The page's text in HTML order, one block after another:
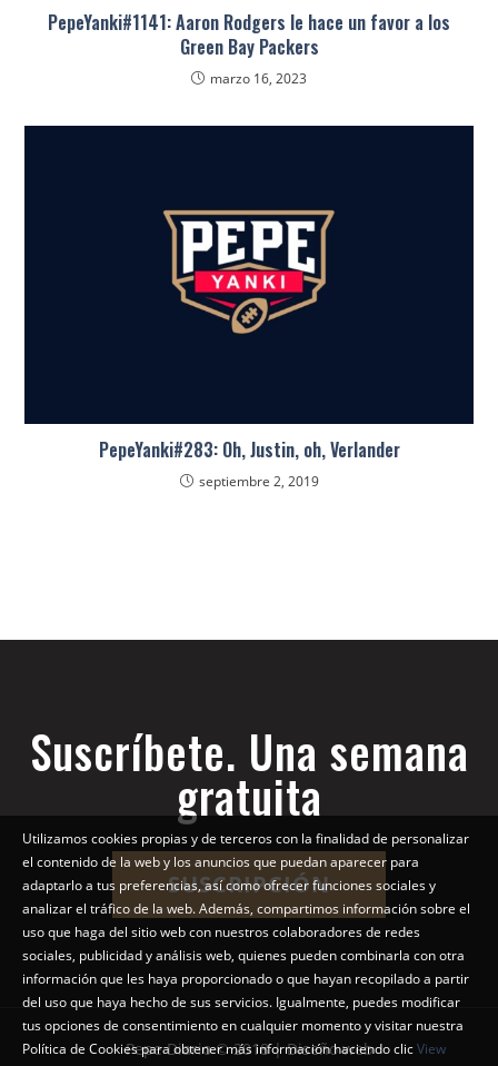
PepeYanki#1141: Aaron Rodgers le hace un favor a los
Green Bay Packers
marzo 16, 2023
PepeYanki#283: Oh, Justin, oh, Verlander
septiembre 2, 2019
Suscríbete. Una semana
gratuita
SUSCRIPCIÓN
Pepe Diario © 2018 | Diseño web
Utilizamos cookies propias y de terceros con la finalidad de personalizar
el contenido de la web y los anuncios que puedan aparecer para
adaptarlo a tus preferencias, así como ofrecer funciones sociales y
analizar el tráfico de la web. Además, compartimos información sobre el
uso que haga del sitio web con nuestros colaboradores de redes
sociales, publicidad y análisis web, quienes pueden combinarla con otra
información que les haya proporcionado o que hayan recopilado a partir
del uso que haya hecho de sus servicios. Igualmente, puedes modificar
tus opciones de consentimiento en cualquier momento y visitar nuestra
Política de Cookies para obtener más información haciendo clicView